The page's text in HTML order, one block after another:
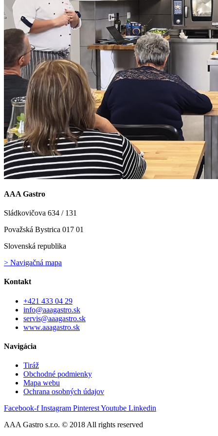
AAA Gastro
Sládkovičova 634 / 131
Považská Bystrica 017 01
Slovenská republika
> Navigačná mapa
Kontakt
+421 433 04 29
info@aaagastro.sk
servis@aaagastro.sk
www.aaagastro.sk
Navigácia
Tiráž
Obchodné podmienky
Mapa webu
Ochrana osobných údajov
Facebook-f Instagram PinterestYoutube Linkedin
AAA Gastro s.r.o. © 2018 All rights reserved​